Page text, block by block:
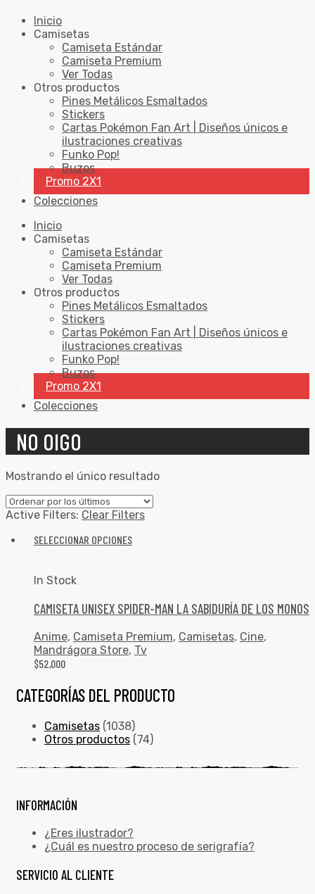
Inicio
Camisetas
Camiseta Estándar
Camiseta Premium
Ver Todas
Otros productos
Pines Metálicos Esmaltados
Stickers
Cartas Pokémon Fan Art | Diseños únicos e
ilustraciones creativas
Funko Pop!
Buzos
Promo 2X1
Colecciones
Inicio
Camisetas
Camiseta Estándar
Camiseta Premium
Ver Todas
Otros productos
Pines Metálicos Esmaltados
Stickers
Cartas Pokémon Fan Art | Diseños únicos e
ilustraciones creativas
Funko Pop!
Buzos
Promo 2X1
Colecciones
NO OIGO
Mostrando el único resultado
Active Filters: Clear Filters
SELECCIONAR OPCIONES
In Stock
CAMISETA UNISEX SPIDER-MAN LA SABIDURÍA DE LOS MONOS
Anime, Camiseta Premium, Camisetas, Cine,
Mandrágora Store, Tv
$52,000
CATEGORÍAS DEL PRODUCTO
Camisetas (1038)
Otros productos (74)
INFORMACIÓN
¿Eres ilustrador?
¿Cuál es nuestro proceso de serigrafía?
SERVICIO AL CLIENTE